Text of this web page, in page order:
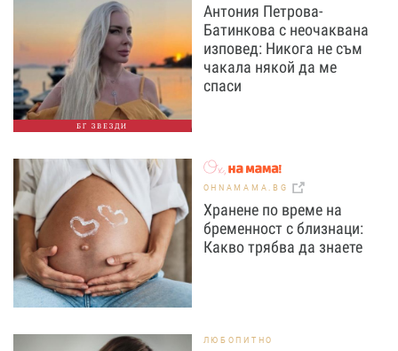
БГ ЗВЕЗДИ
Антония Петрова-
Батинкова с неочаквана
изповед: Никога не съм
чакала някой да ме
спаси
OHNAMAMA.BG
Хранене по време на
бременност с близнаци:
Какво трябва да знаете
ЛЮБОПИТНО